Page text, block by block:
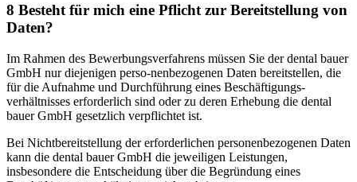
8 Besteht für mich eine Pflicht zur Bereitstellung von
Daten?
Im Rahmen des Bewerbungsverfahrens müssen Sie der dental bauer
GmbH nur diejenigen perso-nenbezogenen Daten bereitstellen, die
für die Aufnahme und Durchführung eines Beschäftigungs-
verhältnisses erforderlich sind oder zu deren Erhebung die dental
bauer GmbH gesetzlich verpflichtet ist.
Bei Nichtbereitstellung der erforderlichen personenbezogenen Daten
kann die dental bauer GmbH die jeweiligen Leistungen,
insbesondere die Entscheidung über die Begründung eines